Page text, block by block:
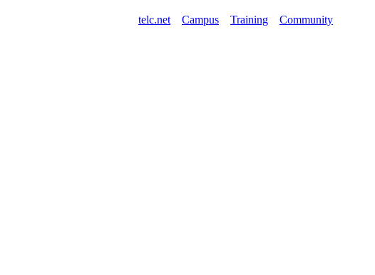
telc.net Campus Training Community